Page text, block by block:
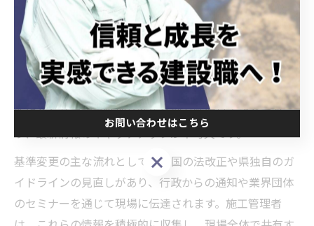
います。
土木工事施工管理者が知るべき基準変更の流れ
土木工事施工管理者は、法令や基準の変更に迅速に対応
する力が求められます。愛知県では、社会情勢や技術革
新に合わせて施工管理基準や条例が随時見直されてお
り、最新情報のキャッチアップが不可欠です。
基準変更の主な流れとしては、国の法改正や県独自のガ
イドラインの見直しがあり、行政からの通知や業界団体
のセミナーを通じて現場に伝達されます。施工管理者
お問い合わせはこちら
お問い合わせはこちら